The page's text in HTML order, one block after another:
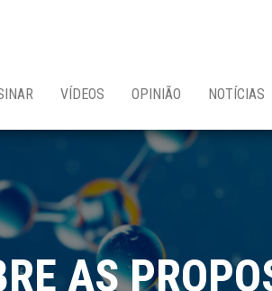
VÍDEOS OPINIÃO NOTÍCIAS
AS